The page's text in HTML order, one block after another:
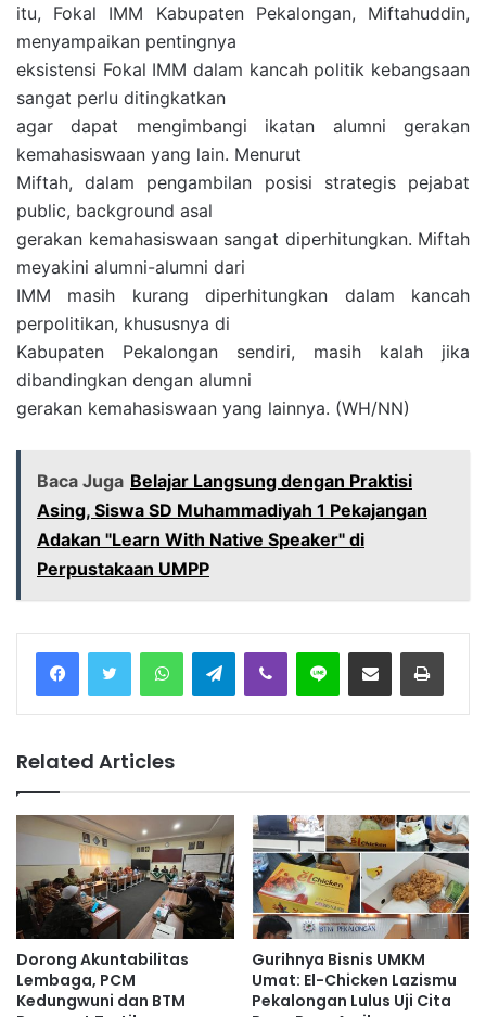
itu, Fokal IMM Kabupaten Pekalongan, Miftahuddin,
menyampaikan pentingnya
eksistensi Fokal IMM dalam kancah politik kebangsaan
sangat perlu ditingkatkan
agar dapat mengimbangi ikatan alumni gerakan
kemahasiswaan yang lain. Menurut
Miftah, dalam pengambilan posisi strategis pejabat
public, background asal
gerakan kemahasiswaan sangat diperhitungkan. Miftah
meyakini alumni-alumni dari
IMM masih kurang diperhitungkan dalam kancah
perpolitikan, khususnya di
Kabupaten Pekalongan sendiri, masih kalah jika
dibandingkan dengan alumni
gerakan kemahasiswaan yang lainnya. (WH/NN)
Baca Juga Belajar Langsung dengan Praktisi
Asing, Siswa SD Muhammadiyah 1 Pekajangan
Adakan "Learn With Native Speaker" di
Perpustakaan UMPP
Telegram
Related Articles
Dorong Akuntabilitas
Lembaga, PCM
Kedungwuni dan BTM
Gurihnya Bisnis UMKM
Umat: El-Chicken Lazismu
Pekalongan Lulus Uji Cita